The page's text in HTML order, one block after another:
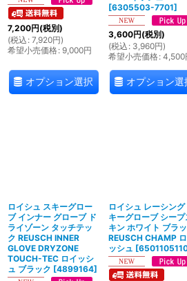
7,200円(税別)
(税込 : 7,920円)
希望小売価格: 9,000円
オプション選択
[6305503-7701]
3,600円(税別)
(税込 : 3,960円)
希望小売価格: 4,500
オプション選
ロイシュ スキーグロー
ブ インナー グローブ ド
ライゾーン タッチテッ
ク REUSCH INNER
GLOVE DRYZONE
TOUCH-TEC ロイッシ
ュ ブラック [4899164]
ロイシュ レーシング
キーグローブ シープ
キン ホワイト ブラ
REUSCH CHAMP
ッシュ [